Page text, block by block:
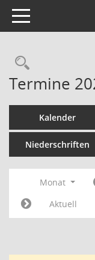
Toggle navigation
Termine
Kalender
Niederschriften
Monat
Aktuell